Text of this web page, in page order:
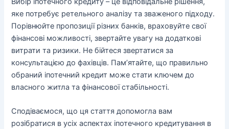
яке потребує ретельного аналізу та зваженого підходу.
Порівнюйте пропозиції різних банків, враховуйте свої
фінансові можливості, звертайте увагу на додаткові
витрати та ризики. Не бійтеся звертатися за
консультацією до фахівців. Пам’ятайте, що правильно
обраний іпотечний кредит може стати ключем до
власного житла та фінансової стабільності.
Сподіваємося, що ця стаття допомогла вам
розібратися в усіх аспектах іпотечного кредитування в